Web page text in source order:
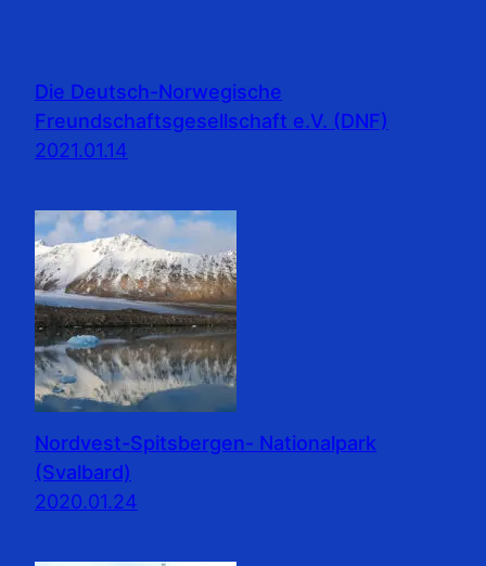
Die Deutsch-Norwegische
Freundschaftsgesellschaft e.V. (DNF)
2021.01.14
Nordvest-Spitsbergen- Nationalpark
(Svalbard)
2020.01.24